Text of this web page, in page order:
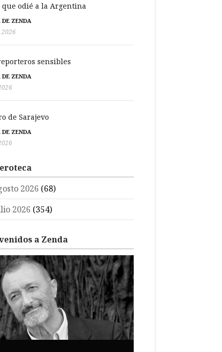
que odié a la Argentina
DE ZENDA
2026
sensibles
DE ZENDA
de Sarajevo
DE ZENDA
2026 (68)
2026 (354)
a Zenda